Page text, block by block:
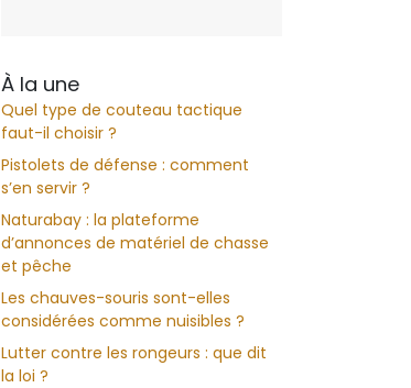
À la une
Quel type de couteau tactique
faut-il choisir ?
Pistolets de défense : comment
s’en servir ?
Naturabay : la plateforme
d’annonces de matériel de chasse
et pêche
Les chauves-souris sont-elles
considérées comme nuisibles ?
Lutter contre les rongeurs : que dit
la loi ?